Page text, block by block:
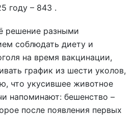
году – 843 .
решение разными
соблюдать диету и
на время вакцинации,
график из шести уколов,
что укусившее животное
напоминают: бешенство –
после появления первых